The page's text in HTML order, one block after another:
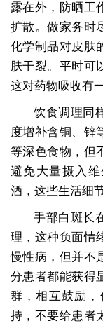
露在外，防晒工
扩散。做家务时
化学制品对皮肤
肤干裂。平时可
这对药物吸收有
饮食调理同
度增补含铜、锌
等深色食物，但
避免大量摄入
酒，这些生活细
手部白斑长
理，这种负面情
慢性病，但并不
分患者都能获得
群，相互鼓励
持，不要给患者